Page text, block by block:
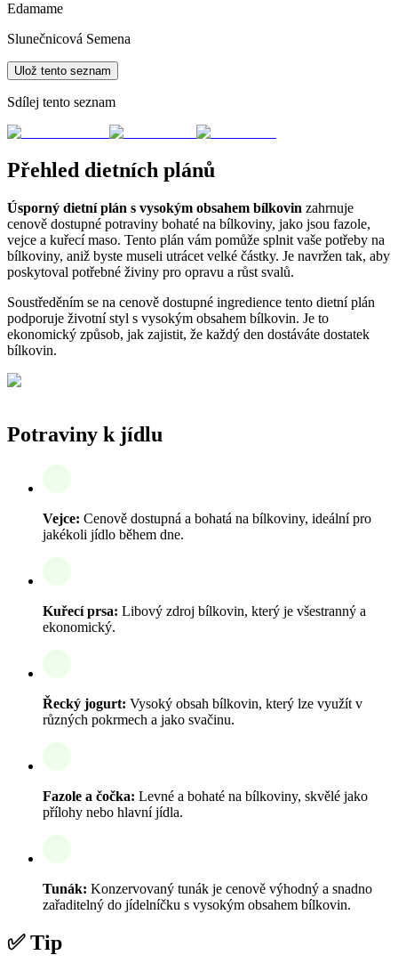
Edamame
Slunečnicová Semena
Ulož tento seznam
Sdílej tento seznam
Přehled dietních plánů
Úsporný dietní plán s vysokým obsahem bílkovin zahrnuje
cenově dostupné potraviny bohaté na bílkoviny, jako jsou fazole,
vejce a kuřecí maso. Tento plán vám pomůže splnit vaše potřeby na
bílkoviny, aniž byste museli utrácet velké částky. Je navržen tak, aby
poskytoval potřebné živiny pro opravu a růst svalů.
Soustředěním se na cenově dostupné ingredience tento dietní plán
podporuje životní styl s vysokým obsahem bílkovin. Je to
ekonomický způsob, jak zajistit, že každý den dostáváte dostatek
bílkovin.
Potraviny k jídlu
Vejce: Cenově dostupná a bohatá na bílkoviny, ideální pro
jakékoli jídlo během dne.
Kuřecí prsa: Libový zdroj bílkovin, který je všestranný a
ekonomický.
Řecký jogurt: Vysoký obsah bílkovin, který lze využít v
různých pokrmech a jako svačinu.
Fazole a čočka: Levné a bohaté na bílkoviny, skvělé jako
přílohy nebo hlavní jídla.
Tunák: Konzervovaný tunák je cenově výhodný a snadno
zařaditelný do jídelníčku s vysokým obsahem bílkovin.
✅ Tip